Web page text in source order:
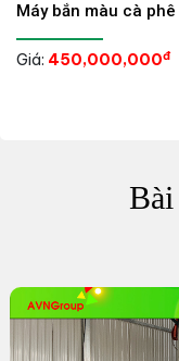
Máy bắn màu cà
Giá: 450,000,000đ